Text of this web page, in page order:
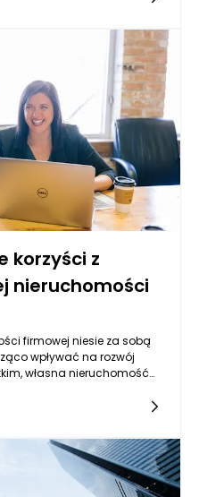
które nie obciąża
związanymi z zakupem
inwestycja w własny
które w dłuższej
opłacalne. Tak więc,
rozważyć możliwość
nieruchomości dla firm, co
korzyści z
nieruchomości
firmowej niesie za sobą
wpływać na rozwój
własna nieruchomość
najmu czy wzrosty cen,
w przypadku wynajmu.
spokojnie planować rozwój,
dostępna w dłuższej